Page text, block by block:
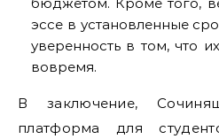
эссе в установленные
уверенность в том, что
вовремя.
В заключение,
платформа для